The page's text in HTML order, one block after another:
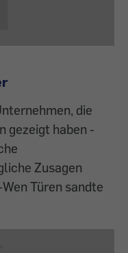
die
gezeigt haben -
Zusagen
Türen sandte